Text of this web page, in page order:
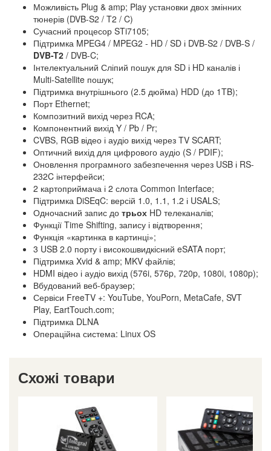
Можливість Plug & amp; Play установки двох змінних
тюнерів (DVB-S2 / T2 / C)
Сучасний процесор STi7105;
Підтримка MPEG4 / MPEG2 - HD / SD і DVB-S2 / DVB-S /
DVB-T2 / DVB-C;
Інтелектуальний Сліпий пошук для SD і HD каналів і
Multi-Satellite пошук;
Підтримка внутрішнього (2.5 дюйма) HDD (до 1TB);
Порт Ethernet;
Композитний вихід через RCA;
Компонентний вихід Y / Pb / Pr;
CVBS, RGB відео і аудіо вихід через TV SCART;
Оптичний вихід для цифрового аудіо (S / PDIF);
Оновлення програмного забезпечення через USB і RS-
232C інтерфейси;
2 картоприймача і 2 слота Common Interface;
Підтримка DiSEqC: версій 1.0, 1.1, 1.2 і USALS;
Одночасний запис до трьох HD телеканалів;
Функції Time Shifting, запису і відтворення;
Функція «картинка в картинці»;
3 USB 2.0 порту і високошвидкісний eSATA порт;
Підтримка Xvid & amp; MKV файлів;
HDMI відео і аудіо вихід (576i, 576p, 720p, 1080i, 1080p);
Вбудований веб-браузер;
Сервіси FreeTV +: YouTube, YouPorn, MetaCafe, SVT
Play, EartTouch.com;
Підтримка DLNA
Операційна система: Linux OS
Схожі товари